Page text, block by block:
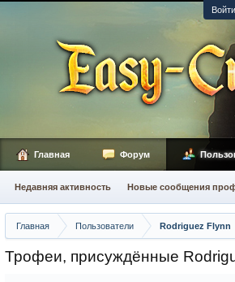
Главная Пользователи Rodriguez Flynn
Трофеи, присуждённые
Главная Форум
Недавняя активность Новые сообщения